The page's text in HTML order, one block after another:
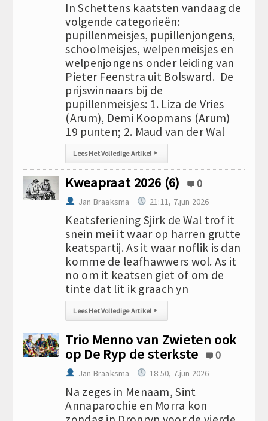
In Schettens kaatsten vandaag de
volgende categorieën:
pupillenmeisjes, pupillenjongens,
schoolmeisjes, welpenmeisjes en
welpenjongens onder leiding van
Pieter Feenstra uit Bolsward. De
prijswinnaars bij de
pupillenmeisjes: 1. Liza de Vries
(Arum), Demi Koopmans (Arum)
19 punten; 2. Maud van der Wal
Lees Het Volledige Artikel ▸
Kweapraat 2026 (6) 0
Jan Braaksma 21:11, 7.jun 2026
Keatsferiening Sjirk de Wal trof it
snein mei it waar op harren grutte
keatspartij. As it waar noflik is dan
komme de leafhawwers wol. As it
no om it keatsen giet of om de
tinte dat lit ik graach yn
Lees Het Volledige Artikel ▸
Trio Menno van Zwieten ook
op De Ryp de sterkste
0
Jan Braaksma 18:50, 7.jun 2026
Na zeges in Menaam, Sint
Annaparochie en Morra kon